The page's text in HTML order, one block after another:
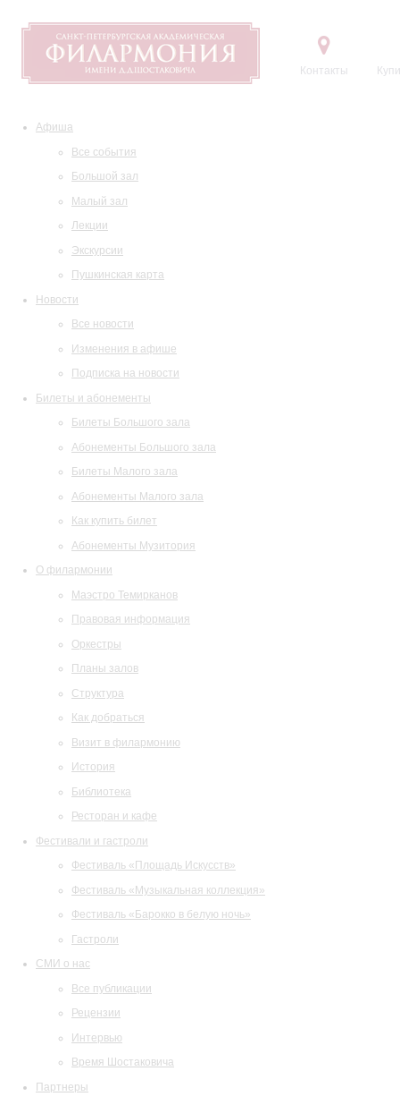
Контакты
Афиша
Все события
Большой зал
Малый зал
Лекции
Экскурсии
Пушкинская карта
Новости
Все новости
Изменения в афише
Подписка на новости
Билеты и абонементы
Билеты Большого зала
Абонементы Большого зала
Билеты Малого зала
Абонементы Малого зала
Как купить билет
Абонементы Музитория
О филармонии
Маэстро Темирканов
Правовая информация
Оркестры
Планы залов
Структура
Как добраться
Визит в филармонию
История
Библиотека
Ресторан и кафе
Фестивали и гастроли
Фестиваль «Площадь Искусств»
Фестиваль «Музыкальная коллекция»
Фестиваль «Барокко в белую ночь»
Гастроли
СМИ о нас
Все публикации
Рецензии
Интервью
Время Шостаковича
Партнеры